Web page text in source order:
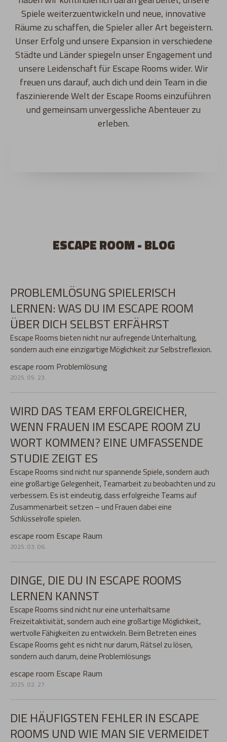
Spiele weiterzuentwickeln und neue, innovative
Räume zu schaffen, die Spieler aller Art begeistern.
Unser Erfolg und unsere Expansion in verschiedene
Städte und Länder spiegeln unser Engagement und
unsere Leidenschaft für Escape Rooms wider. Wir
freuen uns darauf, auch dich und dein Team in die
faszinierende Welt der Escape Rooms einzuführen
und gemeinsam unvergessliche Abenteuer zu
erleben.
ESCAPE ROOM - BLOG
PROBLEMLÖSUNG SPIELERISCH
LERNEN: WAS DU IM ESCAPE ROOM
ÜBER DICH SELBST ERFÄHRST
Escape Rooms bieten nicht nur aufregende Unterhaltung,
sondern auch eine einzigartige Möglichkeit zur Selbstreflexion.
escape room Problemlösung
2025. 05. 23.
WIRD DAS TEAM ERFOLGREICHER,
WENN FRAUEN IM ESCAPE ROOM ZU
WORT KOMMEN? EINE UMFASSENDE
STUDIE ZEIGT ES
Escape Rooms sind nicht nur spannende Spiele, sondern auch
eine großartige Gelegenheit, Teamarbeit zu beobachten und zu
verbessern. Es ist eindeutig, dass erfolgreiche Teams auf
Zusammenarbeit setzen – und Frauen dabei eine
Schlüsselrolle spielen.
escape room Escape Raum
2025. 03. 06.
DINGE, DIE DU IN ESCAPE ROOMS
LERNEN KANNST
Escape Rooms sind nicht nur eine unterhaltsame
Freizeitaktivität, sondern auch eine großartige Möglichkeit,
wertvolle Fähigkeiten zu entwickeln. Beim Betreten eines
Escape Rooms geht es nicht nur darum, Rätsel zu lösen,
sondern auch darum, deine Problemlösungs
escape room Escape Raum
2025. 02. 27.
DIE HÄUFIGSTEN FEHLER IN ESCAPE
ROOMS UND WIE MAN SIE VERMEIDET